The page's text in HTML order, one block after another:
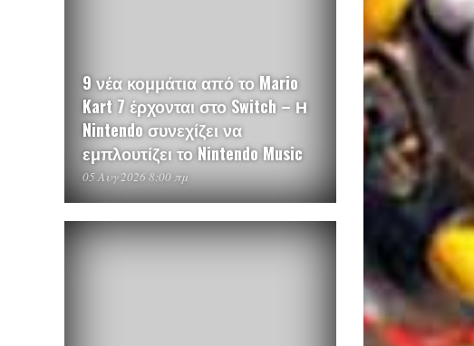
9 νέα κομμάτια από το Mario
Kart 7 έρχονται στο Switch – Η
Nintendo συνεχίζει να
εμπλουτίζει το Nintendo Music
05 Αυγ 2026 8:00 πμ